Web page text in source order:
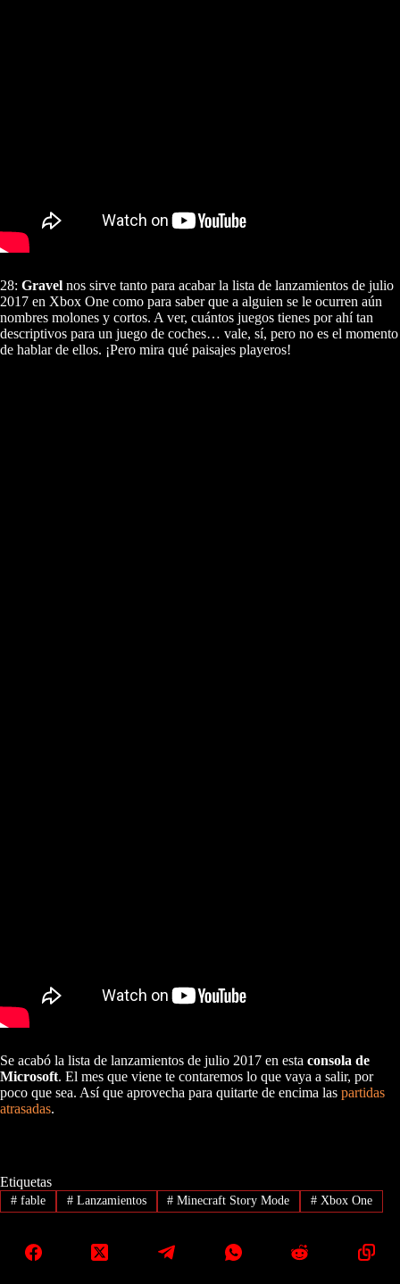
28: Gravel nos sirve tanto para acabar la lista de lanzamientos de julio
2017 en Xbox One como para saber que a alguien se le ocurren aún
nombres molones y cortos. A ver, cuántos juegos tienes por ahí tan
descriptivos para un juego de coches… vale, sí, pero no es el momento
de hablar de ellos. ¡Pero mira qué paisajes playeros!
Se acabó la lista de lanzamientos de julio 2017 en esta consola de
Microsoft. El mes que viene te contaremos lo que vaya a salir, por
poco que sea. Así que aprovecha para quitarte de encima las partidas
atrasadas.
Etiquetas
#fable #Lanzamientos # Minecraft Story Mode # Xbox One